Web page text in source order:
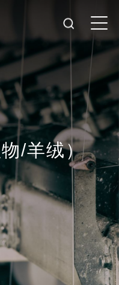
物/羊绒）